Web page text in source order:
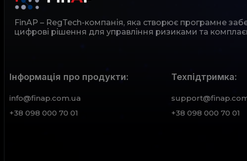
FinAP – RegTech-компанія, яка створює програмне
цифрові рішення для управління ризиками та
Інформація про продукти:
info@finap.com.ua
+38 098 000 70 01
Техпідтримка:
+38 098 000 70 01